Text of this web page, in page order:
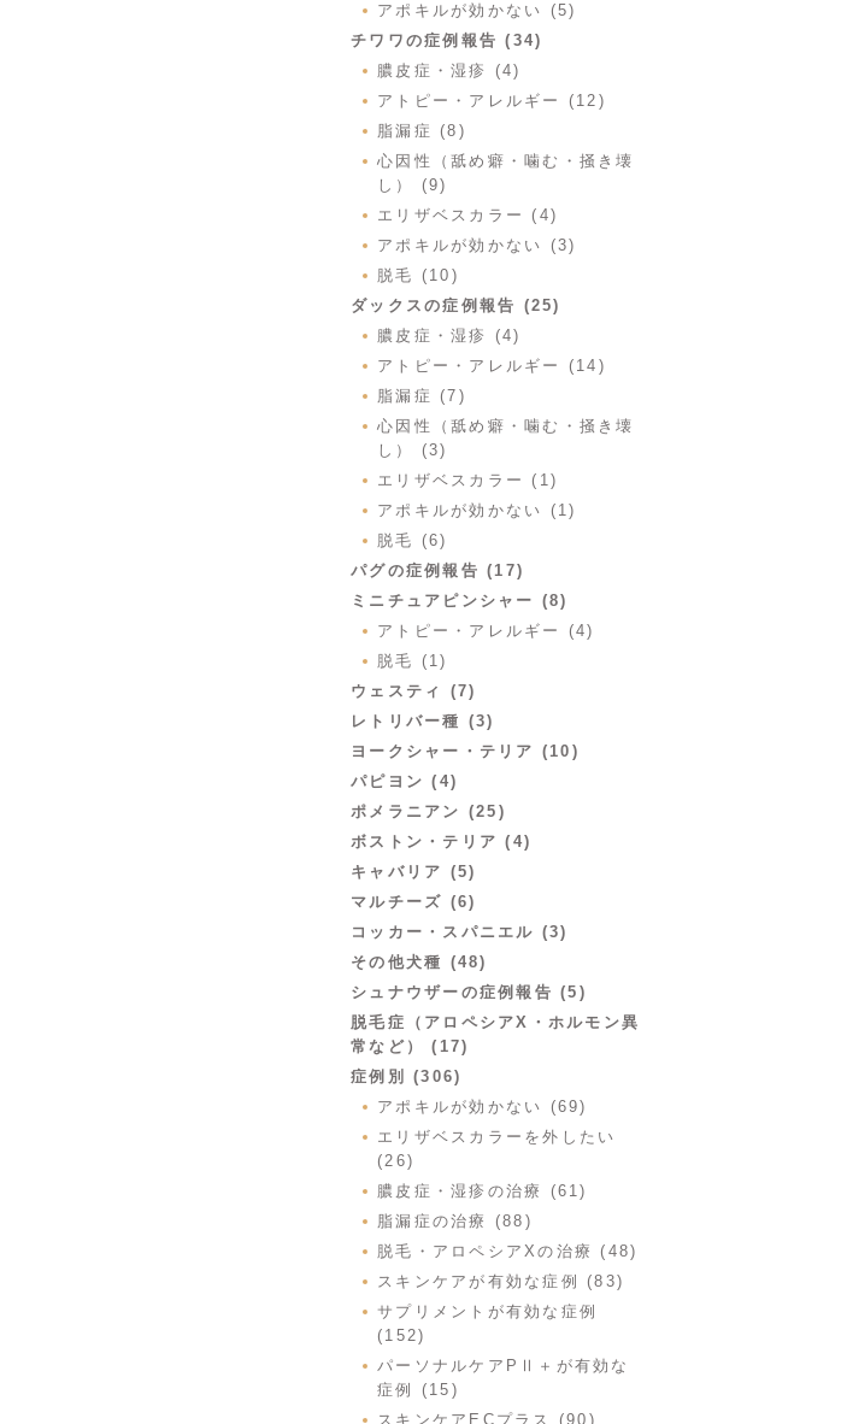
アポキルが効かない (5)
チワワの症例報告 (34)
膿皮症・湿疹 (4)
アトピー・アレルギー (12)
脂漏症 (8)
心因性（舐め癖・噛む・掻き壊
し） (9)
エリザベスカラー (4)
アポキルが効かない (3)
脱毛 (10)
ダックスの症例報告 (25)
膿皮症・湿疹 (4)
アトピー・アレルギー (14)
脂漏症 (7)
心因性（舐め癖・噛む・掻き壊
し） (3)
エリザベスカラー (1)
アポキルが効かない (1)
脱毛 (6)
パグの症例報告 (17)
ミニチュアピンシャー (8)
アトピー・アレルギー (4)
脱毛 (1)
ウェスティ (7)
レトリバー種 (3)
ヨークシャー・テリア (10)
パピヨン (4)
ポメラニアン (25)
ボストン・テリア (4)
キャバリア (5)
マルチーズ (6)
コッカー・スパニエル (3)
その他犬種 (48)
シュナウザーの症例報告 (5)
脱毛症（アロペシアX・ホルモン異
常など） (17)
症例別 (306)
アポキルが効かない (69)
エリザベスカラーを外したい
(26)
膿皮症・湿疹の治療 (61)
脂漏症の治療 (88)
脱毛・アロペシアXの治療 (48)
スキンケアが有効な症例 (83)
サプリメントが有効な症例
(152)
パーソナルケアPⅡ＋が有効な
症例 (15)
スキンケアECプラス (90)